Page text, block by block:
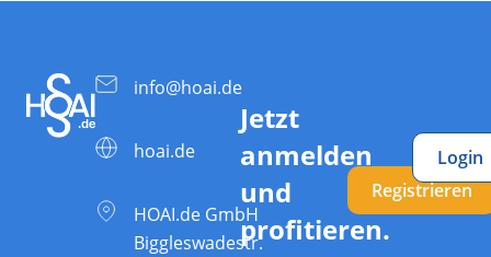
info@hoai.de
hoai.de
HOAI.de GmbH
Biggleswadestr.
Jetzt
anmelden
und
profitieren.
Registrieren
Login